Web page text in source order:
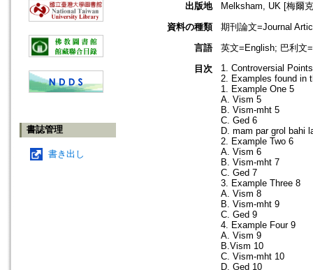
書誌管理
書き出し
出版地
Melksham, UK [梅爾
資料の種類
期刊論文=Journal
言語
英文=English; 巴利文
目次
1. Controversial
2. Examples found in
1. Example One 5
A. Vism 5
B. Vism-mht 5
C. Ged 6
D. mam par grol bahi
2. Example Two 6
A. Vism 6
B. Vism-mht 7
C. Ged 7
3. Example Three 8
A. Vism 8
B. Vism-mht 9
C. Ged 9
4. Example Four 9
A. Vism 9
B.Vism 10
C. Vism-mht 10
D. Ged 10